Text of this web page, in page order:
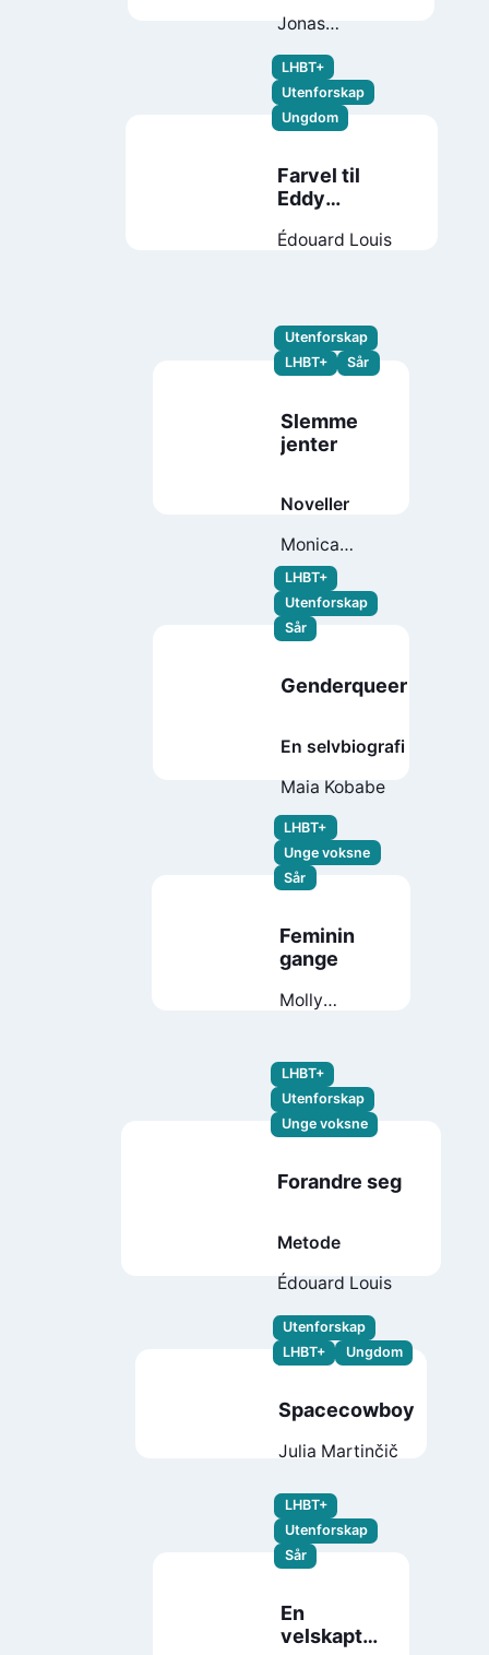
Jonas
LHBT+
Utenforskap
Ungdom
Farvel til
Eddy
Édouard Louis
Utenforskap
LHBT+
Sår
Slemme
jenter
Noveller
Monica
Goksøyr
LHBT+
Utenforskap
Sår
Genderqueer
En selvbiografi
Maia Kobabe
LHBT+
Unge voksne
Sår
Feminin
gange
Molly
LHBT+
Utenforskap
Unge voksne
Forandre seg
Metode
Édouard Louis
Utenforskap
LHBT+
Ungdom
Spacecowboy
Julia Martinčič
LHBT+
Utenforskap
Sår
En
velskapt